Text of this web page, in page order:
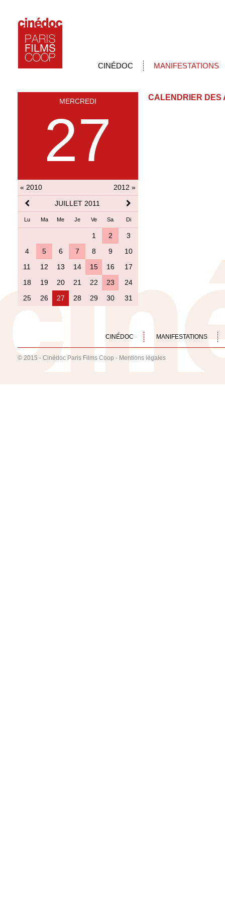
CINÉDOC MANIFESTATIONS
MERCREDI
27
« 2010
2012 »
JUILLET 2011
Lu Ma Me Je Ve Sa Di
1 2
3
4
5 6 7 8 9
10
11
12 13 14 15 16
17
18
19 20 21 22 23
24
25
26 27 28 29 30 31
CALENDRIER DES
CINÉDOC MANIFESTATIONS
© 2015 - Cinédoc Paris Films Coop - Mentions légales